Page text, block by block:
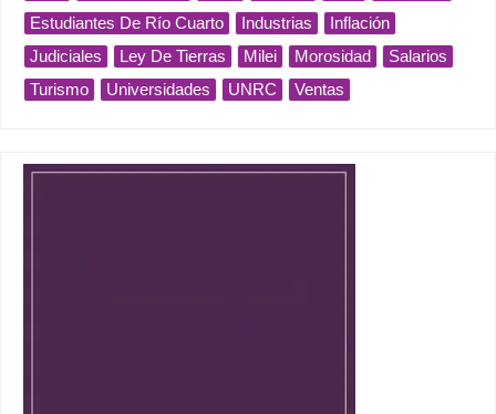
Estudiantes De Río Cuarto
Industrias
Inflación
Judiciales
Ley De Tierras Milei Morosidad
Salarios
Turismo
Universidades UNRC Ventas